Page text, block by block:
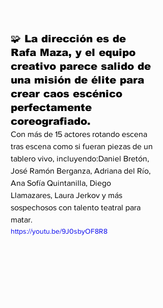
🧩 La dirección es de
Rafa Maza, y el equipo
creativo parece salido de
una misión de élite para
crear caos escénico
perfectamente
coreografiado.
Con más de 15 actores rotando escena
tras escena como si fueran piezas de un
tablero vivo, incluyendo:Daniel Bretón,
José Ramón Berganza, Adriana del Río,
Ana Sofía Quintanilla, Diego
Llamazares, Laura Jerkov y más
sospechosos con talento teatral para
matar.
https://youtu.be/9J0sbyOF8R8